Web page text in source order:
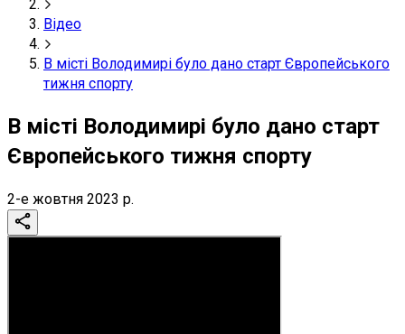
Відео
В місті Володимирі було дано старт Європейського
тижня спорту
В місті Володимирі було дано старт
Європейського тижня спорту
2-е жовтня 2023 р.